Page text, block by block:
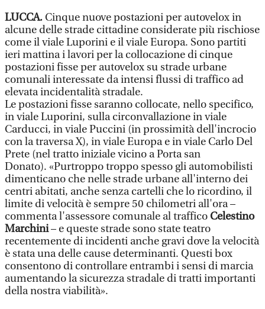
LUCCA. Cinque nuove postazioni per autovelox in
alcune delle strade cittadine considerate più rischiose
come il viale Luporini e il viale Europa. Sono partiti
ieri mattina i lavori per la collocazione di cinque
postazioni fisse per autovelox su strade urbane
comunali interessate da intensi flussi di traffico ad
elevata incidentalità stradale.
Le postazioni fisse saranno collocate, nello specifico,
in viale Luporini, sulla circonvallazione in viale
Carducci, in viale Puccini (in prossimità dell'incrocio
con la traversa X), in viale Europa e in viale Carlo Del
Prete (nel tratto iniziale vicino a Porta san
Donato). «Purtroppo troppo spesso gli automobilisti
dimenticano che nelle strade urbane all'interno dei
centri abitati, anche senza cartelli che lo ricordino, il
limite di velocità è sempre 50 chilometri all'ora –
commenta l'assessore comunale al traffico Celestino
Marchini– e queste strade sono state teatro
recentemente di incidenti anche gravi dove la velocità
è stata una delle cause determinanti. Questi box
consentono di controllare entrambi i sensi di marcia
aumentando la sicurezza stradale di tratti importanti
della nostra viabilità».